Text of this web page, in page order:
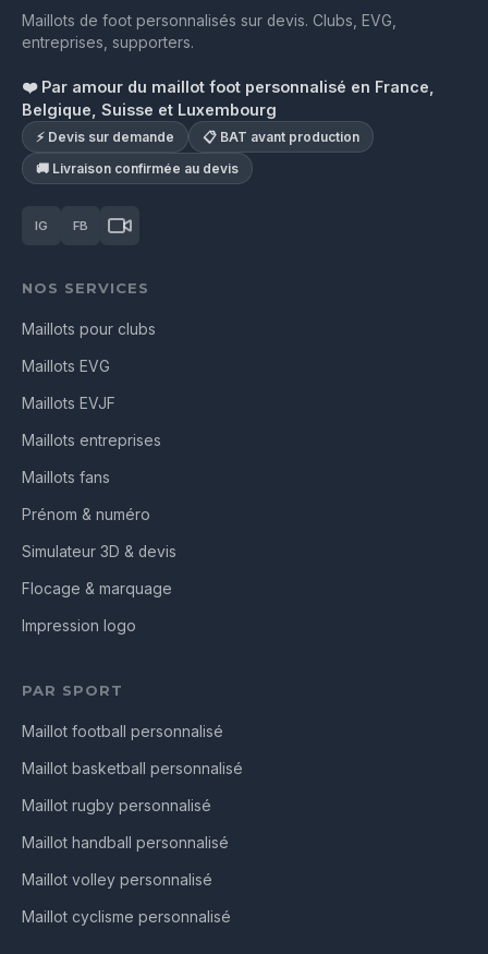
Maillots de foot personnalisés sur devis. Clubs, EVG,
entreprises, supporters.
❤️ Par amour du maillot foot personnalisé en France,
Belgique, Suisse et Luxembourg
⚡ Devis sur demande
📋 BAT avant production
🚚 Livraison confirmée au devis
IG FB
NOS SERVICES
Maillots pour clubs
Maillots EVG
Maillots EVJF
Maillots entreprises
Maillots fans
Prénom & numéro
Simulateur 3D & devis
Flocage & marquage
Impression logo
PAR SPORT
Maillot football personnalisé
Maillot basketball personnalisé
Maillot rugby personnalisé
Maillot handball personnalisé
Maillot volley personnalisé
Maillot cyclisme personnalisé